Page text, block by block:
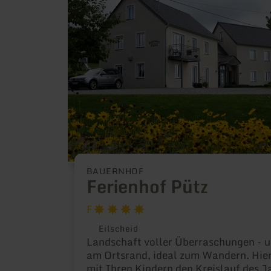
BAUERNHOF
Ferienhof Pütz
F
Eilscheid
Landschaft voller Überraschungen -
am Ortsrand, ideal zum Wandern.
Pütz